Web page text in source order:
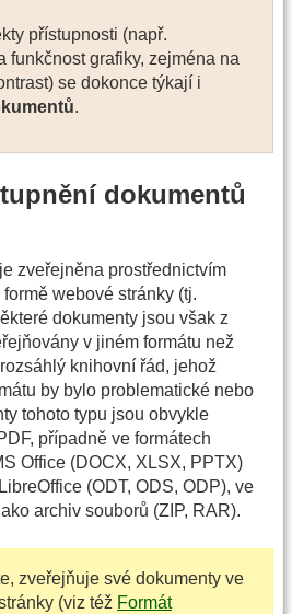
přístupnosti (např.
funkčnost grafiky, zejména na
se dokonce týkají i
.
dokumentů
zveřejněna prostřednictvím
webové stránky (tj.
dokumenty jsou však z
v jiném formátu než
knihovní řád, jehož
by bylo problematické nebo
tohoto typu jsou obvykle
případně ve formátech
Office (DOCX, XLSX, PPTX)
(ODT, ODS, ODP), ve
archiv souborů (ZIP, RAR).
zveřejňuje své dokumenty ve
(viz též Formát